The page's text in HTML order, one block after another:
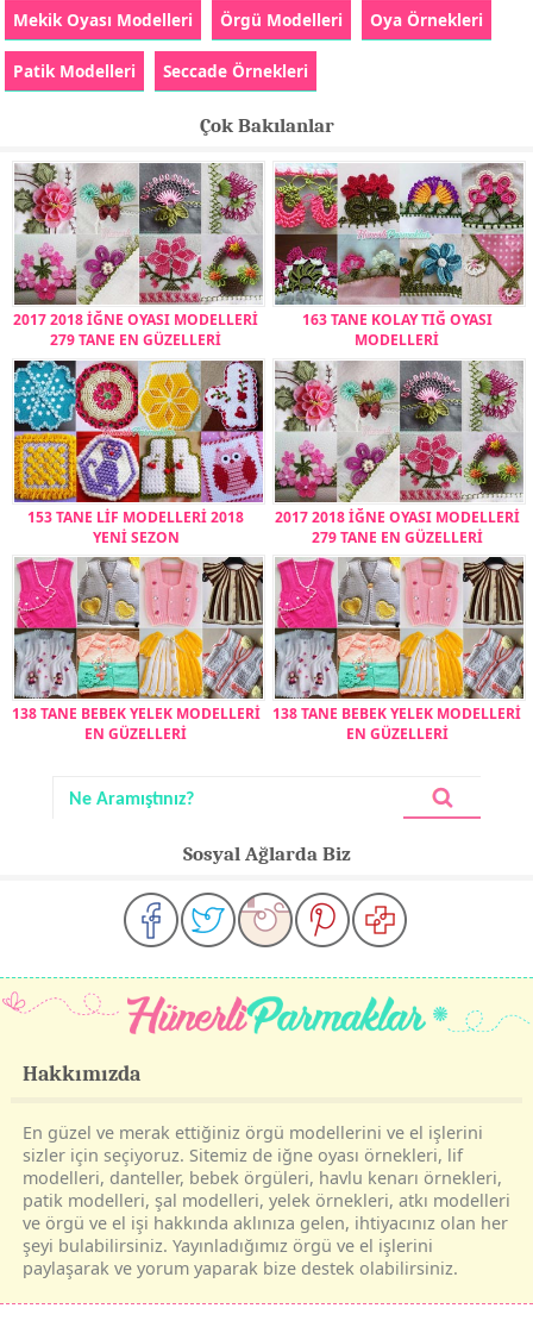
Mekik Oyası Modelleri Örgü Modelleri Oya Örnekleri
Patik Modelleri Seccade Örnekleri
Çok Bakılanlar
2017 2018 İĞNE OYASI MODELLERİ
279 TANE EN GÜZELLERİ
163 TANE KOLAY TIĞ OYASI
MODELLERİ
153 TANE LİF MODELLERİ 2018
YENİ SEZON
2017 2018 İĞNE OYASI MODELLERİ
279 TANE EN GÜZELLERİ
138 TANE BEBEK YELEK MODELLERİ
EN GÜZELLERİ
138 TANE BEBEK YELEK MODELLERİ
EN GÜZELLERİ
Sosyal Ağlarda Biz
Hakkımızda
En güzel ve merak ettiğiniz örgü modellerini ve el işlerini
sizler için seçiyoruz. Sitemiz de iğne oyası örnekleri, lif
modelleri, danteller, bebek örgüleri, havlu kenarı örnekleri,
patik modelleri, şal modelleri, yelek örnekleri, atkı modelleri
ve örgü ve el işi hakkında aklınıza gelen, ihtiyacınız olan her
şeyi bulabilirsiniz. Yayınladığımız örgü ve el işlerini
paylaşarak ve yorum yaparak bize destek olabilirsiniz.